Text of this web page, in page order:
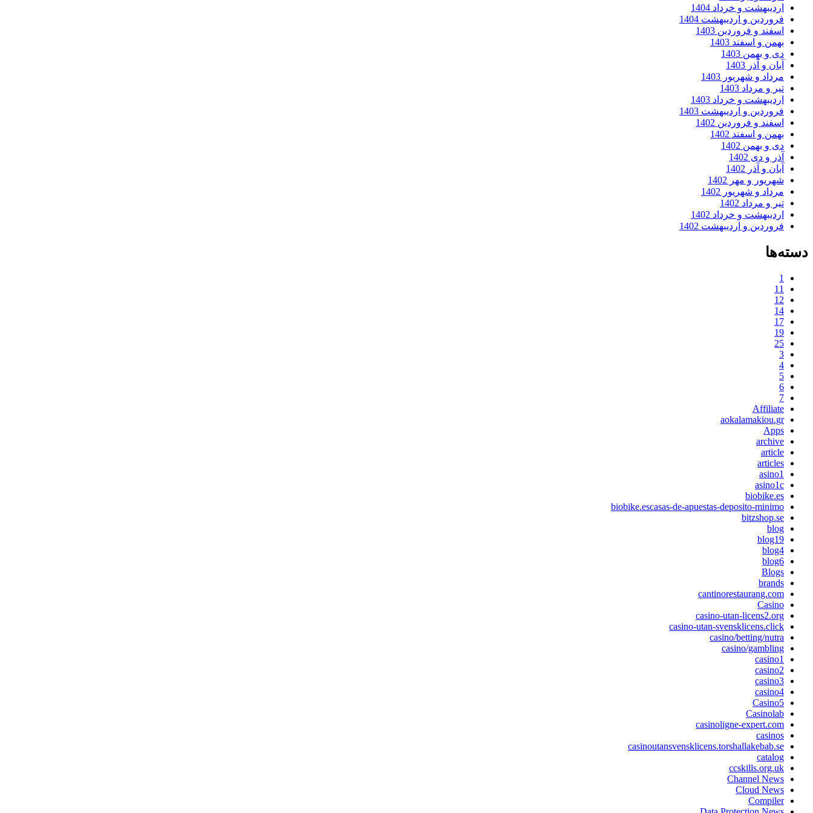
اردیبهشت و خرداد 1404
فروردین و اردیبهشت 1404
اسفند و فروردین 1403
بهمن و اسفند 1403
دی و بهمن 1403
آبان و آذر 1403
مرداد و شهریور 1403
تیر و مرداد 1403
اردیبهشت و خرداد 1403
فروردین و اردیبهشت 1403
اسفند و فروردین 1402
بهمن و اسفند 1402
دی و بهمن 1402
آذر و دی 1402
آبان و آذر 1402
شهریور و مهر 1402
مرداد و شهریور 1402
تیر و مرداد 1402
اردیبهشت و خرداد 1402
فروردین و اردیبهشت 1402
دسته‌ها
1
11
12
14
17
19
25
3
4
5
6
7
Affiliate
aokalamakiou.gr
Apps
archive
article
articles
asino1
asino1c
biobike.es
biobike.escasas-de-apuestas-deposito-minimo
bitzshop.se
blog
blog19
blog4
blog6
Blogs
brands
cantinorestaurang.com
Casino
casino-utan-licens2.org
casino-utan-svensklicens.click
casino/betting/nutra
casino/gambling
casino1
casino2
casino3
casino4
Casino5
Casinolab
casinoligne-expert.com
casinos
casinoutansvensklicens.torshallakebab.se
catalog
ccskills.org.uk
Channel News
Cloud News
Compiler